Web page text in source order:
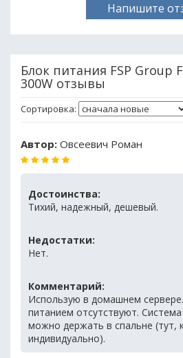
Напишите
Блок питания FSP Group
300W отзывы
Сортировка:
Автор: Овсеевич Роман
Достоинства:
Тихий, надежный, дешевый.
Недостатки:
Нет.
Комментарий:
Использую в домашнем
питанием отсутствуют.
можно держать в спальне (тут,
индивидуально).